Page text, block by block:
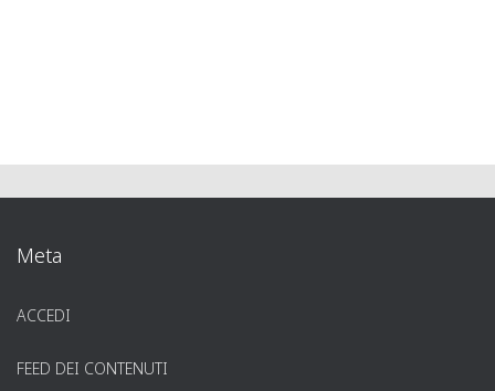
Meta
ACCEDI
FEED DEI CONTENUTI